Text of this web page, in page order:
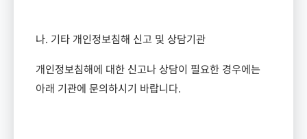
나. 기타 개인정보침해 신고 및 상담기관
개인정보침해에 대한 신고나 상담이 필요한 경우에는
아래 기관에 문의하시기 바랍니다.